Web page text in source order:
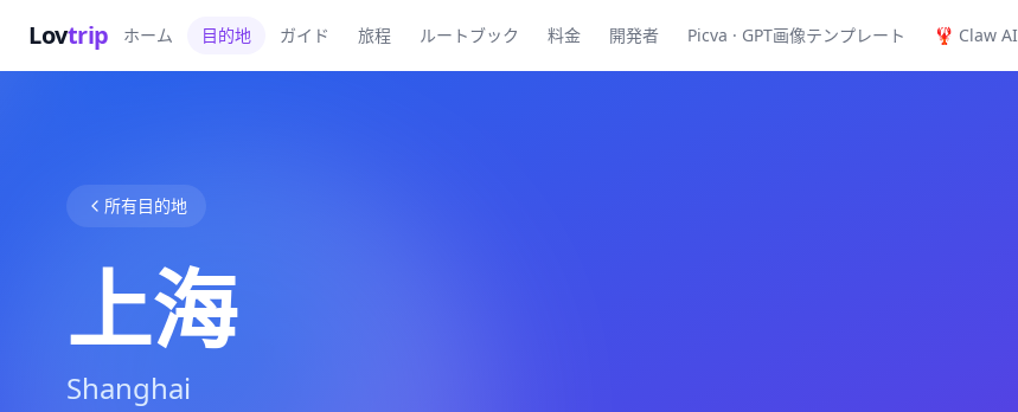
Lovtrip ホーム 目的地 ガイド 旅程 ルートブック 料金 開発者 Picva · GPT画像テンプレート 🦞 Claw AI
所有目的地
上海
Shanghai